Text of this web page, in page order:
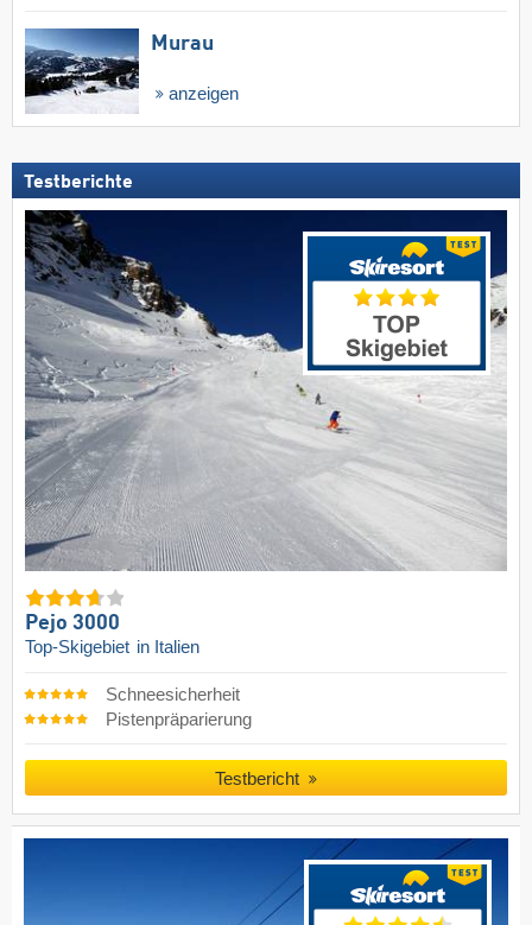
Murau
anzeigen
Testberichte
Pejo 3000
Top-Skigebiet in Italien
Schneesicherheit
Pistenpräparierung
Testbericht